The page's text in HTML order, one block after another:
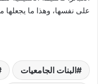
على نفسها، وهذا ما يجعلها
البنات الجامعيات